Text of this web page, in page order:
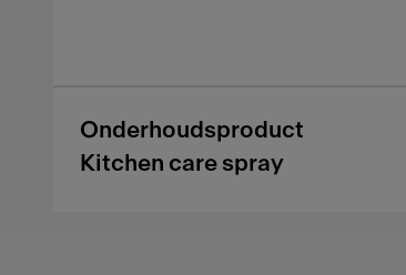
Onderhoudsproduct
Kitchen care spray